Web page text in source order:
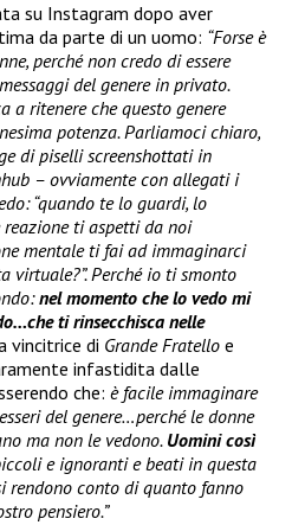
su Instagram dopo aver
da parte di un uomo: “Forse è
perché non credo di essere
del genere in privato.
a ritenere che questo genere
potenza. Parliamoci chiaro,
di piselli screenshottati in
– ovviamente con allegati i
“quando te lo guardi, lo
reazione ti aspetti da noi
mentale ti fai ad immaginarci
virtuale?”. Perché io ti smonto
nel momento che lo vedo mi
ti rinsecchisca nelle
vincitrice di Grande Fratello e
infastidita dalle
che: è facile immaginare
del genere…perché le donne
ma non le vedono. Uomini così
e ignoranti e beati in questa
rendono conto di quanto fanno
pensiero.”